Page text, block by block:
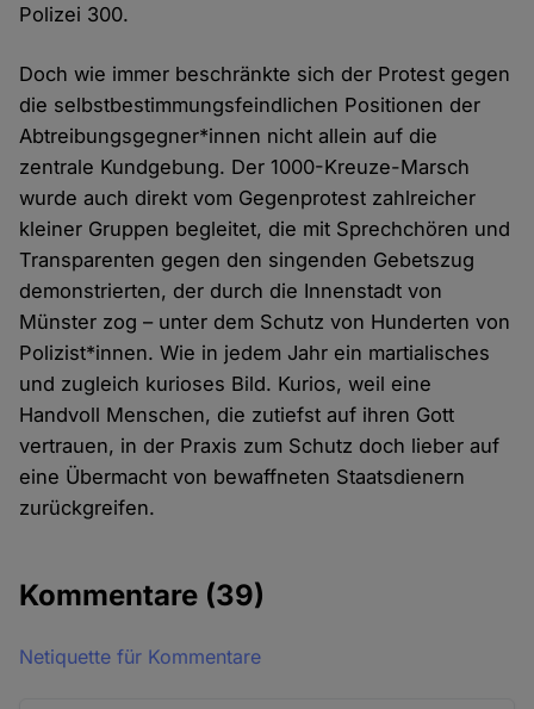
Polizei 300.
Doch wie immer beschränkte sich der Protest gegen
die selbstbestimmungsfeindlichen Positionen der
Abtreibungsgegner*innen nicht allein auf die
zentrale Kundgebung. Der 1000-Kreuze-Marsch
wurde auch direkt vom Gegenprotest zahlreicher
kleiner Gruppen begleitet, die mit Sprechchören und
Transparenten gegen den singenden Gebetszug
demonstrierten, der durch die Innenstadt von
Münster zog – unter dem Schutz von Hunderten von
Polizist*innen. Wie in jedem Jahr ein martialisches
und zugleich kurioses Bild. Kurios, weil eine
Handvoll Menschen, die zutiefst auf ihren Gott
vertrauen, in der Praxis zum Schutz doch lieber auf
eine Übermacht von bewaffneten Staatsdienern
zurückgreifen.
Kommentare (39)
Netiquette für Kommentare